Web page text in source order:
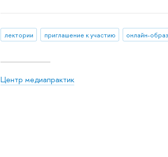
лектории приглашение к участию онлайн-
Центр медиапрактик